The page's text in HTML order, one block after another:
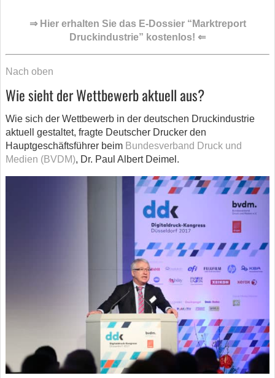
⇒ Hier erhalten Sie das E-Dossier “Marktreport
Druckindustrie” kostenlos! ⇐
Nach oben
Wie sieht der Wettbewerb aktuell aus?
Wie sich der Wettbewerb in der deutschen Druckindustrie
aktuell gestaltet, fragte Deutscher Drucker den
Hauptgeschäftsführer beim Bundesverband Druck und
Medien (BVDM), Dr. Paul Albert Deimel.